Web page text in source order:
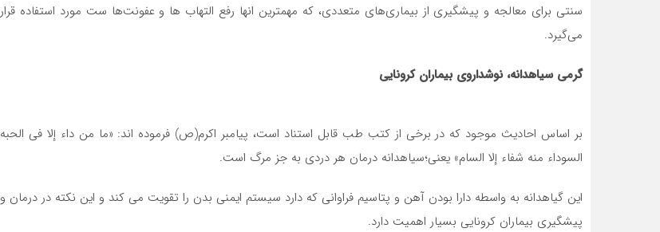
سنتی برای معالجه و پیشگیری از بیماری‌های متعددی، که مهمترین انها رفع التهاب ها و عفونت‌ها ست مورد استفاده قرار
می‌گیرد.
گرمی سیاهدانه، نوشداروی بیماران کرونایی
بر اساس احادیث موجود که در برخی از کتب طب قابل استناد است، پیامبر اکرم(ص) فرموده اند: «ما من داء إلا فی الحبه
السوداء منه شفاء إلا السام» یعنی؛سیاهدانه درمان هر دردی به جز مرگ است.
این گیاهدانه به واسطه دارا بودن آهن و پتاسیم فراوانی که دارد سیستم ایمنی بدن را تقویت می کند و این نکته در درمان و
پیشگیری بیماران کرونایی بسیار اهمیت دارد.